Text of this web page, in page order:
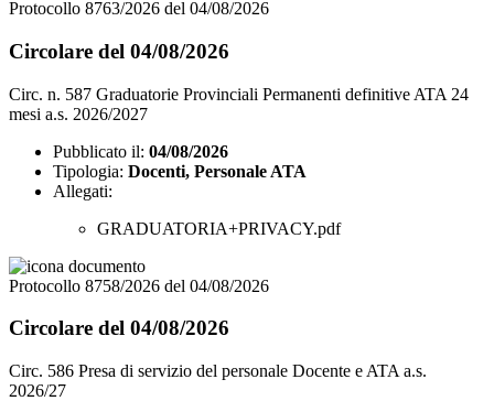
Protocollo 8763/2026 del 04/08/2026
Circolare del 04/08/2026
Circ. n. 587 Graduatorie Provinciali Permanenti definitive ATA 24
mesi a.s. 2026/2027
Pubblicato il: 04/08/2026
Tipologia: Docenti, Personale ATA
Allegati:
GRADUATORIA+PRIVACY.pdf
Protocollo 8758/2026 del 04/08/2026
Circolare del 04/08/2026
Circ. 586 Presa di servizio del personale Docente e ATA a.s.
2026/27